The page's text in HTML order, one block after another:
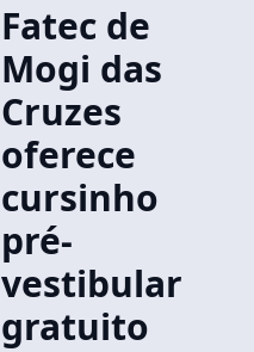
Fatec de
Mogi das
Cruzes
oferece
cursinho
pré-
vestibular
gratuito